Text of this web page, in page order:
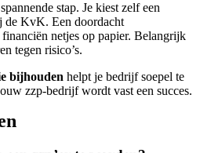
stap. Je kiest zelf een
de KvK. Een doordacht
netjes op papier. Belangrijk
tegen risico’s.
bijhouden helpt je bedrijf soepel te
zzp-bedrijf wordt vast een succes.